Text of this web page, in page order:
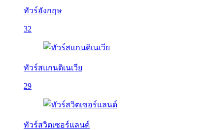
ทัวร์อังกฤษ
32
ทัวร์สแกนดิเนเวีย
29
ทัวร์สวิตเซอร์แลนด์